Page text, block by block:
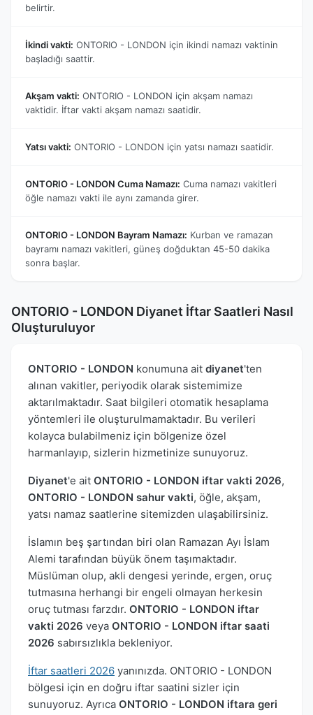
belirtir.
İkindi vakti: ONTORIO - LONDON için ikindi namazı vaktinin
başladığı saattir.
Akşam vakti: ONTORIO - LONDON için akşam namazı
vaktidir. İftar vakti akşam namazı saatidir.
Yatsı vakti: ONTORIO - LONDON için yatsı namazı saatidir.
ONTORIO - LONDON Cuma Namazı: Cuma namazı vakitleri
öğle namazı vakti ile aynı zamanda girer.
ONTORIO - LONDON Bayram Namazı: Kurban ve ramazan
bayramı namazı vakitleri, güneş doğduktan 45-50 dakika
sonra başlar.
ONTORIO - LONDON Diyanet İftar Saatleri Nasıl
Oluşturuluyor
ONTORIO - LONDON konumuna ait diyanet'ten
alınan vakitler, periyodik olarak sistemimize
aktarılmaktadır. Saat bilgileri otomatik hesaplama
yöntemleri ile oluşturulmamaktadır. Bu verileri
kolayca bulabilmeniz için bölgenize özel
harmanlayıp, sizlerin hizmetinize sunuyoruz.
Diyanet'e ait ONTORIO - LONDON iftar vakti 2026,
ONTORIO - LONDON sahur vakti, öğle, akşam,
yatsı namaz saatlerine sitemizden ulaşabilirsiniz.
İslamın beş şartından biri olan Ramazan Ayı İslam
Alemi tarafından büyük önem taşımaktadır.
Müslüman olup, akli dengesi yerinde, ergen, oruç
tutmasına herhangi bir engeli olmayan herkesin
oruç tutması farzdır. ONTORIO - LONDON iftar
vakti 2026 veya ONTORIO - LONDON iftar saati
2026 sabırsızlıkla bekleniyor.
İftar saatleri 2026 yanınızda. ONTORIO - LONDON
bölgesi için en doğru iftar saatini sizler için
sunuyoruz. Ayrıca ONTORIO - LONDON iftara geri